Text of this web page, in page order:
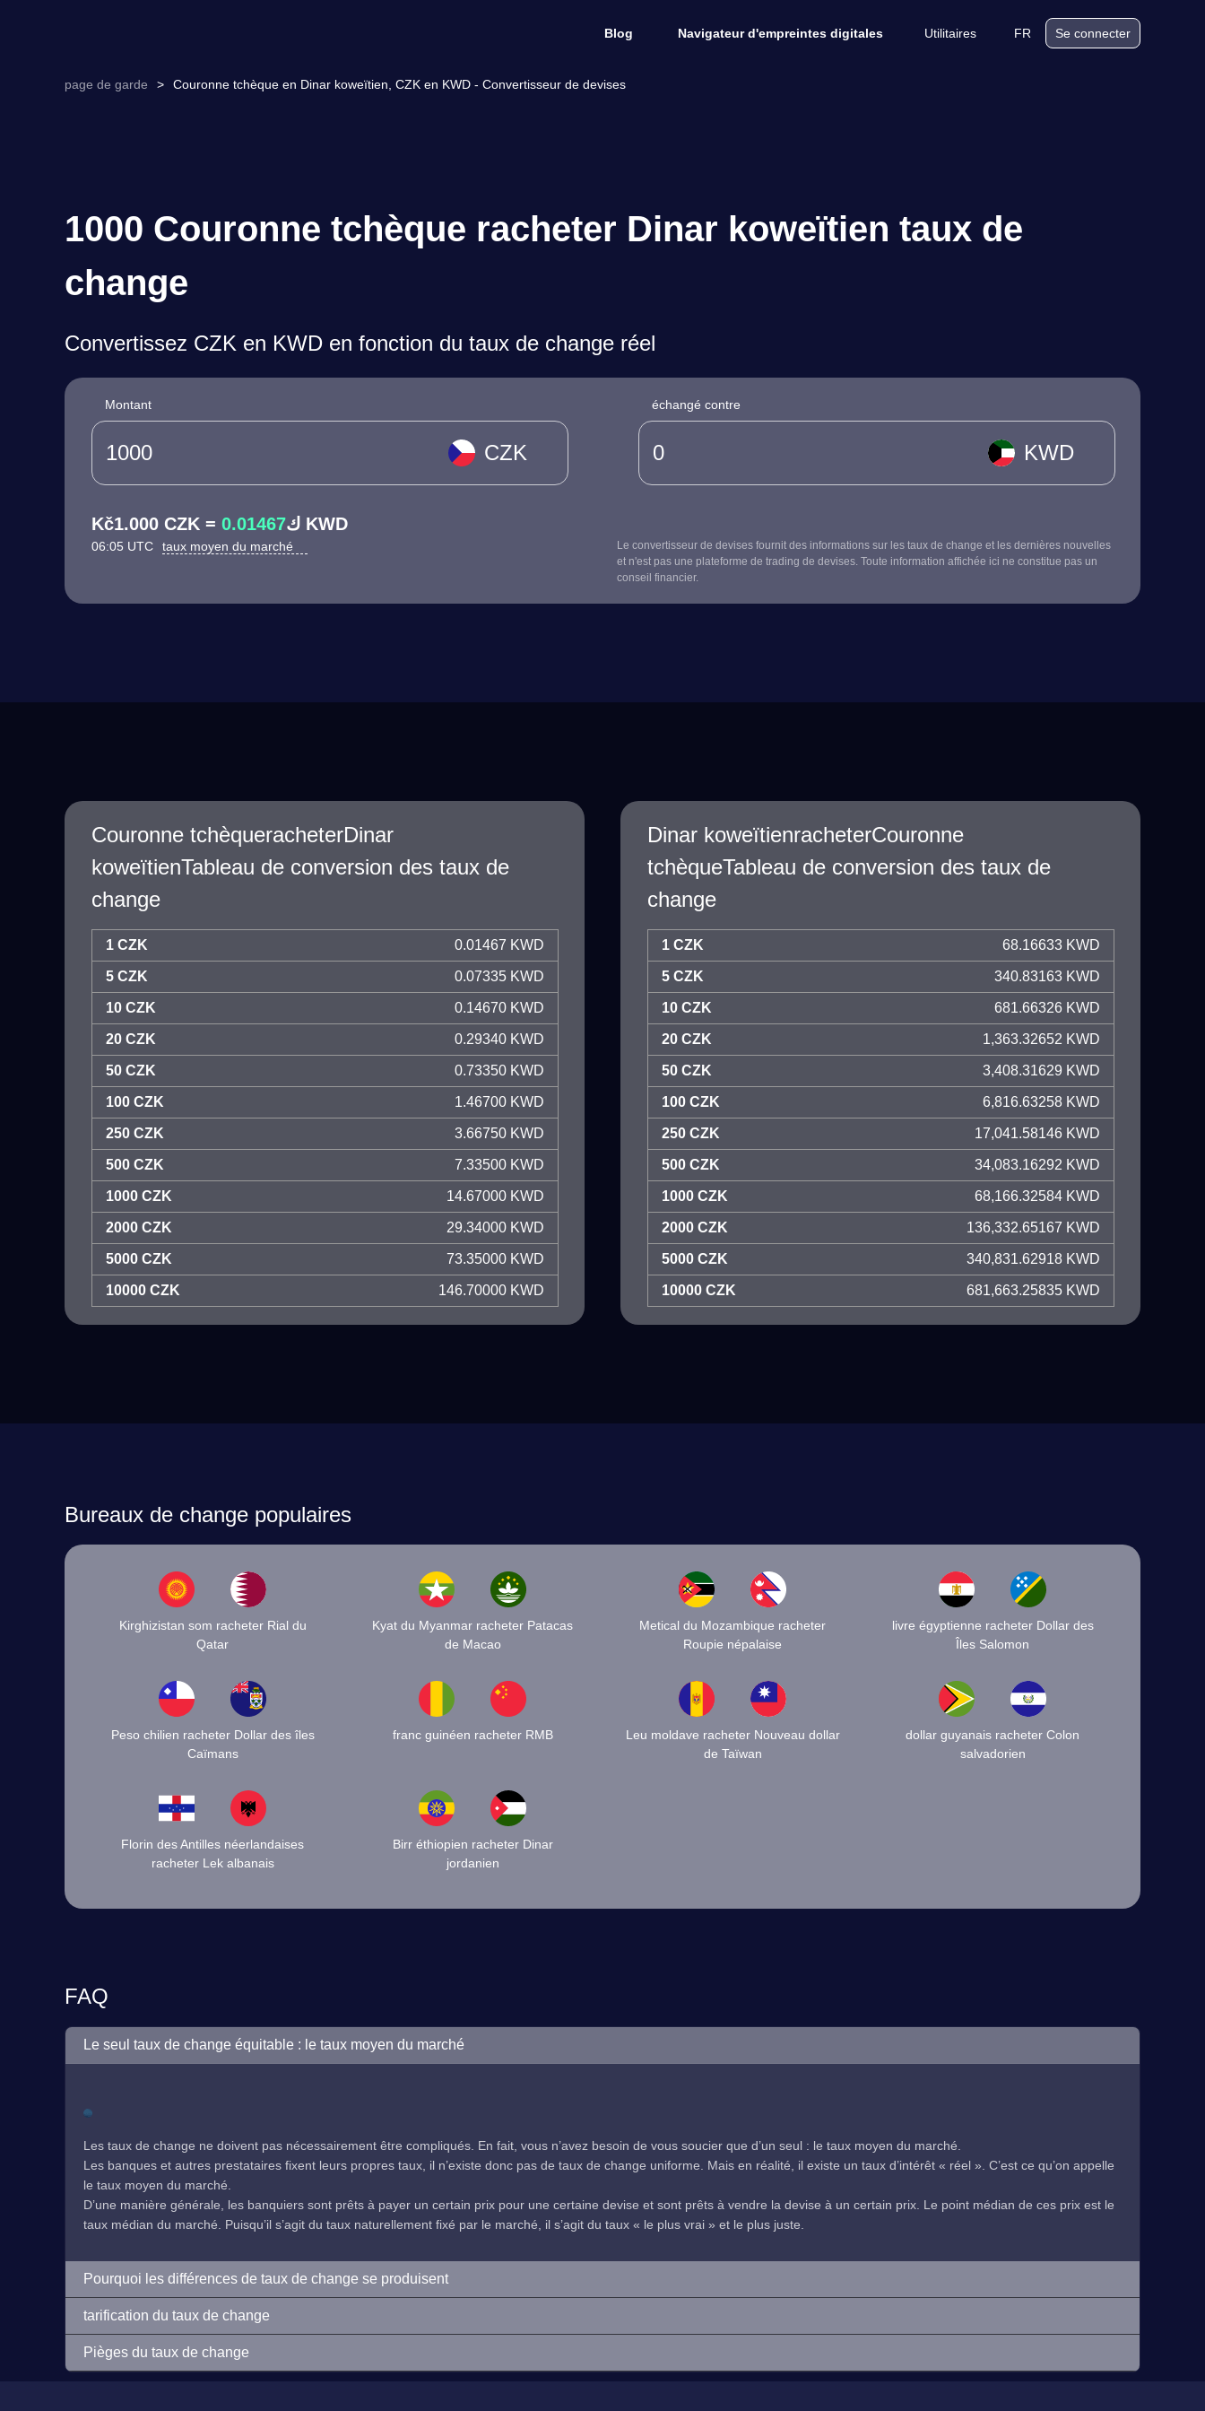
Blog Navigateur d'empreintes digitales Utilitaires FR Se connecter
page de garde > Couronne tchèque en Dinar koweïtien, CZK en KWD - Convertisseur de devises
1000 Couronne tchèque racheter Dinar koweïtien taux de
change
Convertissez CZK en KWD en fonction du taux de change réel
Montant
CZK
échangé contre
KWD
Kč1.000 CZK = ك0.01467 KWD
06:05 UTC taux moyen du marché
Le convertisseur de devises fournit des informations sur les taux de change et les dernières nouvelles
et n'est pas une plateforme de trading de devises. Toute information affichée ici ne constitue pas un
conseil financier.
Couronne tchèqueracheterDinar
koweïtienTableau de conversion des taux de
change
1 CZK 0.01467 KWD
5 CZK 0.07335 KWD
10 CZK 0.14670 KWD
20 CZK 0.29340 KWD
50 CZK 0.73350 KWD
100 CZK 1.46700 KWD
250 CZK 3.66750 KWD
500 CZK 7.33500 KWD
1000 CZK 14.67000 KWD
2000 CZK 29.34000 KWD
5000 CZK 73.35000 KWD
10000 CZK 146.70000 KWD
Dinar koweïtienracheterCouronne
tchèqueTableau de conversion des taux de
change
1 CZK 68.16633 KWD
5 CZK 340.83163 KWD
10 CZK 681.66326 KWD
20 CZK 1,363.32652 KWD
50 CZK 3,408.31629 KWD
100 CZK 6,816.63258 KWD
250 CZK 17,041.58146 KWD
500 CZK 34,083.16292 KWD
1000 CZK 68,166.32584 KWD
2000 CZK 136,332.65167 KWD
5000 CZK 340,831.62918 KWD
10000 CZK 681,663.25835 KWD
Bureaux de change populaires
Kirghizistan som racheter Rial du
Qatar
Kyat du Myanmar racheter Patacas
de Macao
Metical du Mozambique racheter
Roupie népalaise
livre égyptienne racheter Dollar des
Îles Salomon
Peso chilien racheter Dollar des îles
Caïmans
franc guinéen racheter RMB
Leu moldave racheter Nouveau dollar
de Taïwan
dollar guyanais racheter Colon
salvadorien
Florin des Antilles néerlandaises
racheter Lek albanais
Birr éthiopien racheter Dinar
jordanien
FAQ
Le seul taux de change équitable : le taux moyen du marché
Les taux de change ne doivent pas nécessairement être compliqués. En fait, vous n’avez besoin de vous soucier que d’un seul : le taux moyen du marché.
Les banques et autres prestataires fixent leurs propres taux, il n’existe donc pas de taux de change uniforme. Mais en réalité, il existe un taux d’intérêt « réel ». C’est ce qu’on appelle
le taux moyen du marché.
D’une manière générale, les banquiers sont prêts à payer un certain prix pour une certaine devise et sont prêts à vendre la devise à un certain prix. Le point médian de ces prix est le
taux médian du marché. Puisqu’il s’agit du taux naturellement fixé par le marché, il s’agit du taux « le plus vrai » et le plus juste.
Pourquoi les différences de taux de change se produisent
tarification du taux de change
Pièges du taux de change